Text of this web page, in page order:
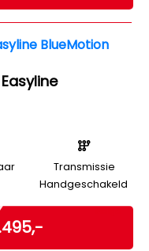
Transmissie
Handgeschakeld